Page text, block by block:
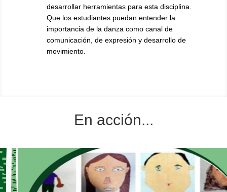
desarrollar herramientas para esta disciplina.
Que los estudiantes puedan entender la
importancia de la danza como canal de
comunicación, de expresión y desarrollo de
movimiento.
En acción...